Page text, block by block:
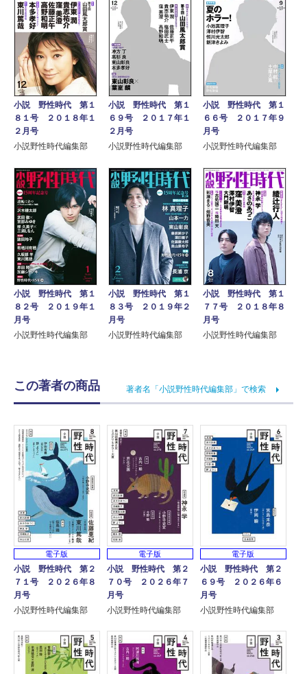
小説 野性時代 第１
８１号 ２０１８年１
２月号
小説野性時代編集部
小説 野性時代 第１
６９号 ２０１７年１
２月号
小説野性時代編集部
小説 野性時代 第１
６６号 ２０１７年９
月号
小説野性時代編集部
小説 野性時代 第１
８２号 ２０１９年１
月号
小説野性時代編集部
小説 野性時代 第１
８３号 ２０１９年２
月号
小説野性時代編集部
小説 野性時代 第１
７７号 ２０１８年８
月号
小説野性時代編集部
この著者の商品 著者名「小説野性時代編集部」で検索
電子版
小説 野性時代 第２
７１号 ２０２６年８
月号
小説野性時代編集部
電子版
小説 野性時代 第２
７０号 ２０２６年７
月号
小説野性時代編集部
電子版
小説 野性時代 第２
６９号 ２０２６年６
月号
小説野性時代編集部